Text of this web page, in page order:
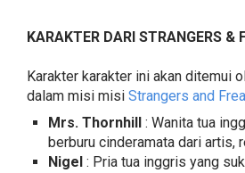
KARAKTER DARI STRANGERS &
Karakter karakter ini akan ditemui
dalam misi misi Strangers and
Mrs. Thornhill : Wanita tua
berburu cinderamata dari artis,
Nigel : Pria tua inggris yang